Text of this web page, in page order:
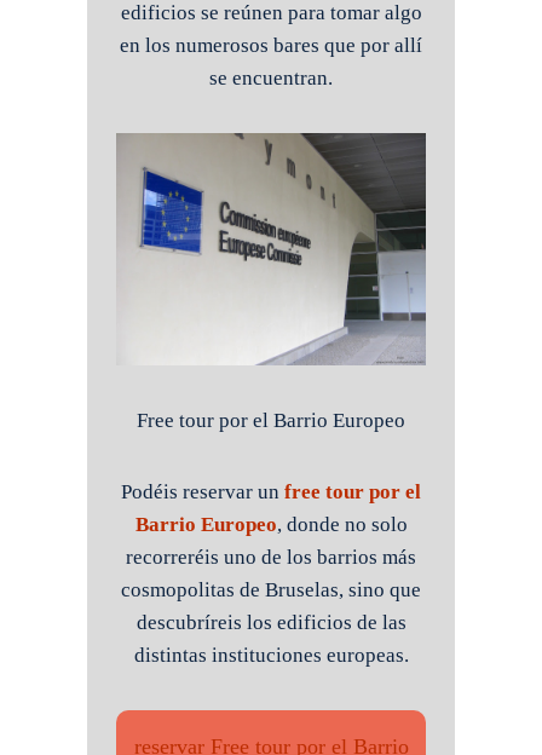
edificios se reúnen para tomar algo
en los numerosos bares que por allí
se encuentran.
Free tour por el Barrio Europeo
Podéis reservar un free tour por el
Barrio Europeo, donde no solo
recorreréis uno de los barrios más
cosmopolitas de Bruselas, sino que
descubríreis los edificios de las
distintas instituciones europeas.
reservar Free tour por el Barrio